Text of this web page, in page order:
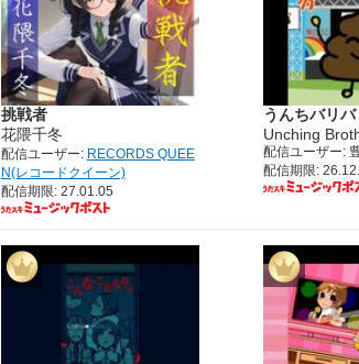
挑戦者
花隈千冬
配信ユーザー: RECORDS QUEE
N(レコードクイーン)
配信期限: 27.01.05
うんちバリバ
Unching
配信ユーザー:
配信期限: